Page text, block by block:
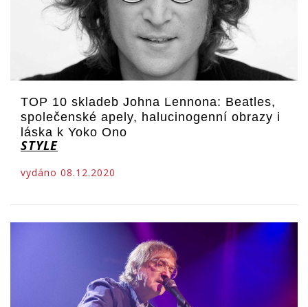
TOP 10 skladeb Johna Lennona: Beatles,
společenské apely, halucinogenní obrazy i
láska k Yoko Ono
STYLE
vydáno 08.12.2020